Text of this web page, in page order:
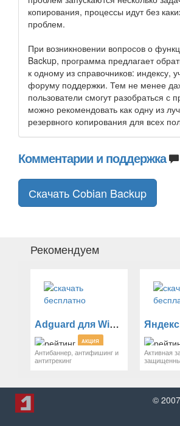
копирования, процессы идут без
проблем.
При возникновении вопросов о
Backup, программа предлагает
к одному из справочников: индексу,
форуму поддержки. Тем не менее
пользователи смогут разобраться с
можно рекомендовать как одну из
резервного копирования для всех
Комментарии и поддержка
Скачать Cobian Backup
Рекомендуем
Adguard для Windows
АКЦИЯ
Антибаннер, антифишинг и
антитрекинг
Активная
©